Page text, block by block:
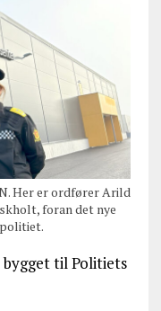
Her er ordfører Arild
foran det nye
til Politiets